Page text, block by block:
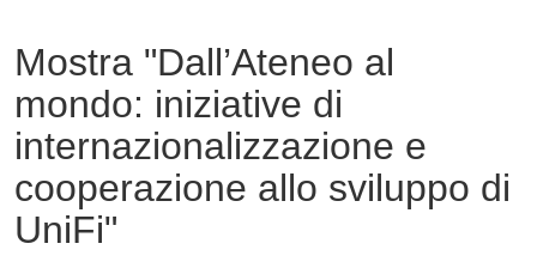
Mostra "Dall’Ateneo al
mondo: iniziative di
internazionalizzazione e
cooperazione allo sviluppo di
UniFi"